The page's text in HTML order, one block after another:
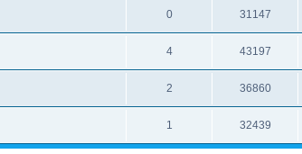
0 31147
4 43197
2 36860
1 32439